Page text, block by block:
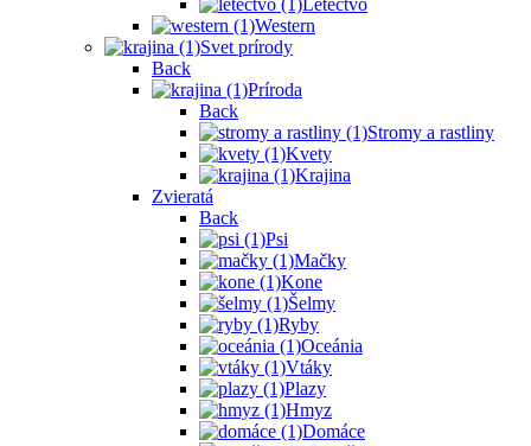
Letectvo
Western
Svet prírody
Back
Príroda
Back
Stromy a rastliny
Kvety
Krajina
Zvieratá
Back
Psi
Mačky
Kone
Šelmy
Ryby
Oceánia
Vtáky
Plazy
Hmyz
Domáce